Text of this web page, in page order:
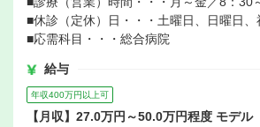
■休診（定休）日・・・土曜日、日曜日、
■応需科目・・・総合病院
給与
年収400万円以上可
【月収】27.0万円～50.0万円程度 モデル